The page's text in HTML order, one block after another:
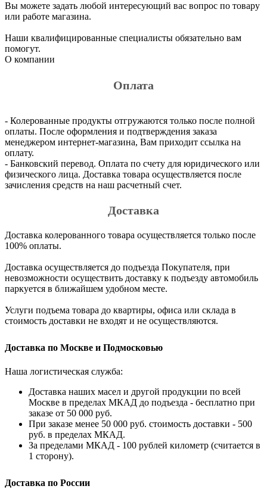
Вы можете задать любой интересующий вас вопрос по товару
или работе магазина.
Наши квалифицированные специалисты обязательно вам
помогут.
О компании
Оплата
- Колерованные продукты отгружаются только после полной
оплаты. После оформления и подтверждения заказа
менеджером интернет-магазина, Вам приходит ссылка на
оплату.
- Банковский перевод. Оплата по счету для юридического или
физического лица. Доставка товара осуществляется после
зачисления средств на наш расчетный счет.
Доставка
Доставка колерованного товара осуществляется только после
100% оплаты.
Доставка осуществляется до подъезда Покупателя, при
невозможности осуществить доставку к подъезду автомобиль
паркуется в ближайшем удобном месте.
Услуги подъема товара до квартиры, офиса или склада в
стоимость доставки не входят и не осуществляются.
Доставка по Москве и Подмосковью
Наша логистическая служба:
Доставка наших масел и другой продукции по всей
Москве в пределах МКАД до подъезда - бесплатно при
заказе от 50 000 руб.
При заказе менее 50 000 руб. стоимость доставки - 500
руб. в пределах МКАД.
За пределами МКАД - 100 рублей километр (считается в
1 сторону).
Доставка по России